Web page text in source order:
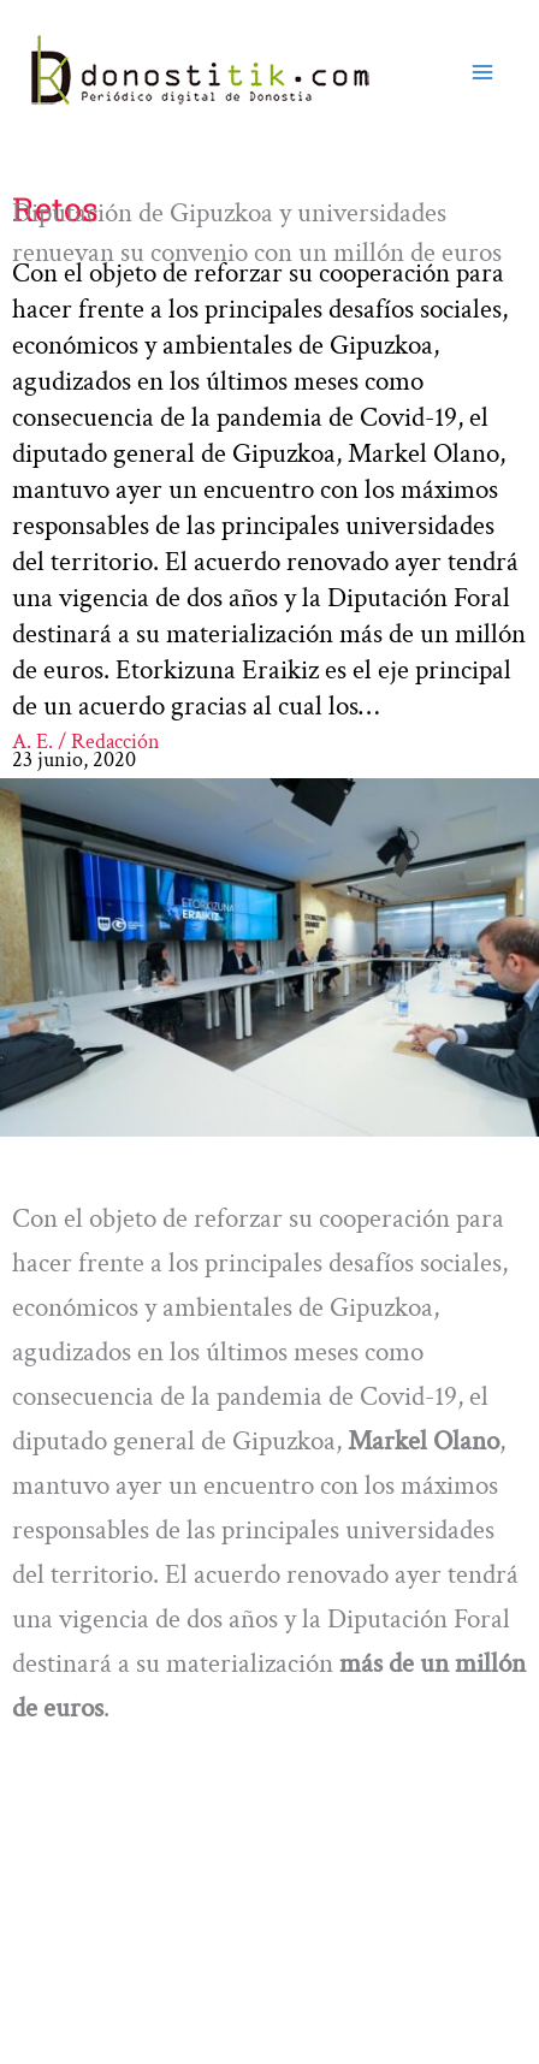
contenido
Retos
Diputación de Gipuzkoa y universidades
renuevan su convenio con un millón de euros
Con el objeto de reforzar su cooperación para
hacer frente a los principales desafíos sociales,
económicos y ambientales de Gipuzkoa,
agudizados en los últimos meses como
consecuencia de la pandemia de Covid-19, el
diputado general de Gipuzkoa, Markel Olano,
mantuvo ayer un encuentro con los máximos
responsables de las principales universidades
del territorio. El acuerdo renovado ayer tendrá
una vigencia de dos años y la Diputación Foral
destinará a su materialización más de un millón
de euros. Etorkizuna Eraikiz es el eje principal
de un acuerdo gracias al cual los…
A. E. / Redacción
23 junio, 2020
Con el objeto de reforzar su cooperación para
hacer frente a los principales desafíos sociales,
económicos y ambientales de Gipuzkoa,
agudizados en los últimos meses como
consecuencia de la pandemia de Covid-19, el
diputado general de Gipuzkoa,Markel Olano,
mantuvo ayer un encuentro con los máximos
responsables de las principales universidades
del territorio. El acuerdo renovado ayer tendrá
una vigencia de dos años y la Diputación Foral
destinará a su materializaciónmás de un millón
de euros.